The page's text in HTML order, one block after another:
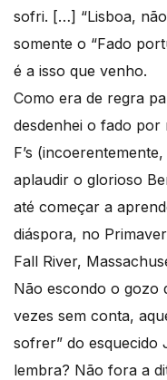
sofri. […] “Lisboa,
somente o “Fado
é a isso que venho.
Como era de regra
desdenhei o fado
F’s
aplaudir o glorioso
até começar a
diáspora, no
Fall River,
Não escondo o gozo
vezes sem conta,
sofrer” do esquecido
lembra? Não fora a